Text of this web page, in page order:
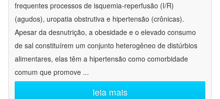
frequentes processos de isquemia-reperfusão (I/R)
(agudos), uropatia obstrutiva e hipertensão (crônicas).
Apesar da desnutrição, a obesidade e o elevado consumo
de sal constituírem um conjunto heterogêneo de distúrbios
alimentares, elas têm a hipertensão como comorbidade
comum que promove ...
leia mais